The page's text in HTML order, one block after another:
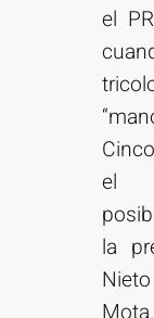
el
el
la